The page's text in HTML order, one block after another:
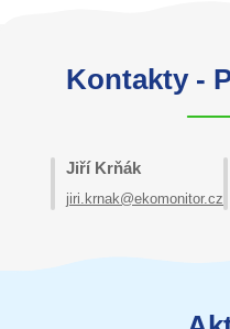
Kontakty -
Jiří Krňák
jiri.krnak@ekomonitor.cz